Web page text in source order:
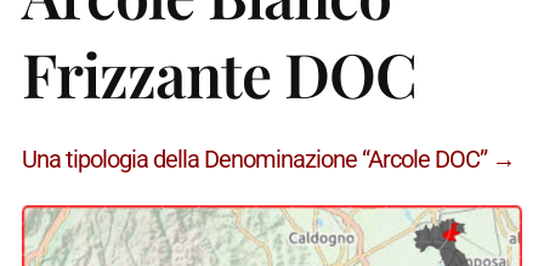
Frizzante DOC
Una tipologia della Denominazione “Arcole DOC” →